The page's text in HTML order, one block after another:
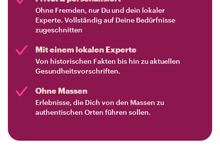
Ohne Fremden, nur Du und dein lokaler
Experte. Vollständig auf Deine Bedürfnisse
zugeschnitten
Mit einem lokalen Experte
Von historischen Fakten bis hin zu aktuellen
Gesundheitsvorschriften.
Ohne Massen
Erlebnisse, die Dich von den Massen zu
authentischen Orten führen sollen.